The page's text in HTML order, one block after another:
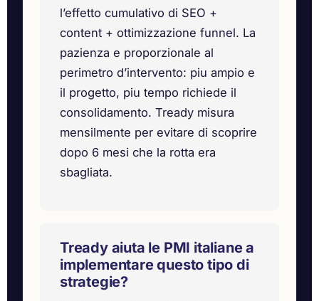
l’effetto cumulativo di SEO +
content + ottimizzazione funnel. La
pazienza e proporzionale al
perimetro d’intervento: piu ampio e
il progetto, piu tempo richiede il
consolidamento. Tready misura
mensilmente per evitare di scoprire
dopo 6 mesi che la rotta era
sbagliata.
Tready aiuta le PMI italiane a
implementare questo tipo di
strategie?